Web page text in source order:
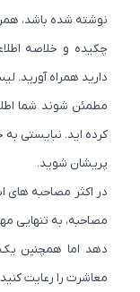
نوشته شده باشد، همراه
چکیده و خلاصه
دارید همراه آورید. لیستی
مطمئن شوند شما
کرده اید. نبایستی به
پریشان شوید.
در اکثر مصاحبه های
مصاحبه، به تنهایی مهمان
دهد اما همچنین یک
معاشرت را رعایت کنید و